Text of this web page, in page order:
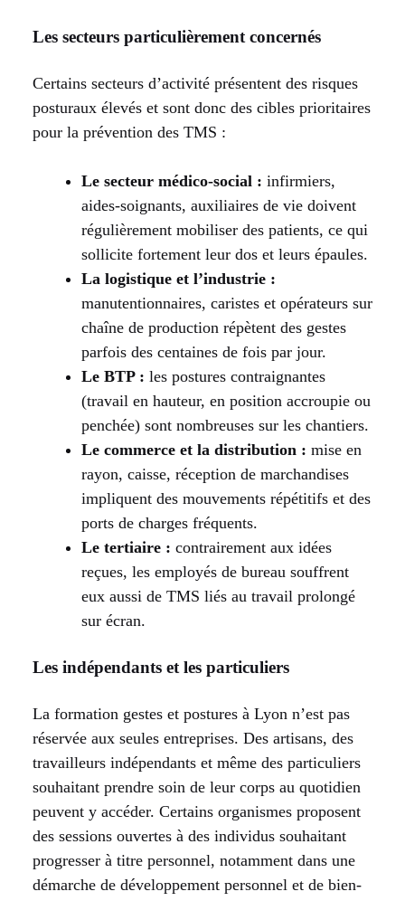
Les secteurs particulièrement concernés
Certains secteurs d’activité présentent des risques
posturaux élevés et sont donc des cibles prioritaires
pour la prévention des TMS :
Le secteur médico-social : infirmiers,
aides-soignants, auxiliaires de vie doivent
régulièrement mobiliser des patients, ce qui
sollicite fortement leur dos et leurs épaules.
La logistique et l’industrie :
manutentionnaires, caristes et opérateurs sur
chaîne de production répètent des gestes
parfois des centaines de fois par jour.
Le BTP : les postures contraignantes
(travail en hauteur, en position accroupie ou
penchée) sont nombreuses sur les chantiers.
Le commerce et la distribution : mise en
rayon, caisse, réception de marchandises
impliquent des mouvements répétitifs et des
ports de charges fréquents.
Le tertiaire : contrairement aux idées
reçues, les employés de bureau souffrent
eux aussi de TMS liés au travail prolongé
sur écran.
Les indépendants et les particuliers
La formation gestes et postures à Lyon n’est pas
réservée aux seules entreprises. Des artisans, des
travailleurs indépendants et même des particuliers
souhaitant prendre soin de leur corps au quotidien
peuvent y accéder. Certains organismes proposent
des sessions ouvertes à des individus souhaitant
progresser à titre personnel, notamment dans une
démarche de développement personnel et de bien-